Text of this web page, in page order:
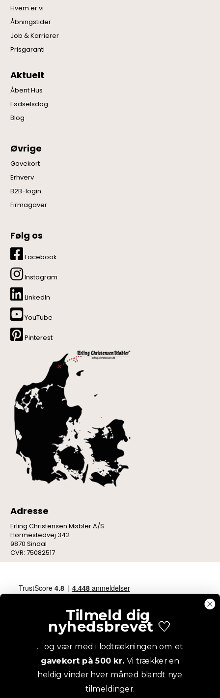
Hvem er vi
Åbningstider
Job & Karrierer
Prisgaranti
Aktuelt
Åbent Hus
Fødselsdag
Blog
Øvrige
Gavekort
Erhverv
B2B-login
Firmagaver
Følg os
Facebook
Instagram
LinkedIn
YouTube
Pinterest
Adresse
Erling Christensen Møbler A/S
Hørmestedvej 342
9870 Sindal
CVR: 75082517
Tilmeld dig
nyhedsbrevet 🤍
... og vær med i lodtrækningen om et
gavekort på 500 kr. Vi trækker en
heldig vinder hver måned blandt nye
tilmeldinger.